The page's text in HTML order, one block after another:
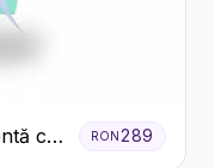
cu
RON289